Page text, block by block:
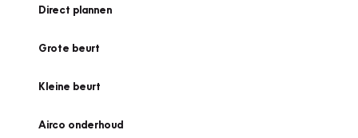
Direct plannen
Grote beurt
Kleine beurt
Airco onderhoud